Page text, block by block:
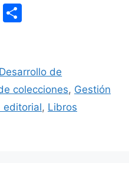
Li
e p
ar
tir
Desarrollo de
colecciones, Gestión
editorial, Libros